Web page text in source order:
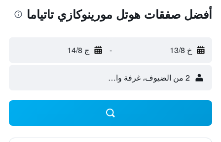
أفضل صفقات هوتل مورينوكازي تاتياما
خ 13/8 - ج 14/8
2 من الضيوف، غرفة واحدة